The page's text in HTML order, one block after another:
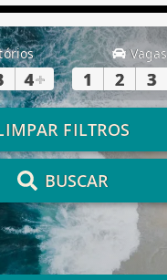
4+
Vagas
1 2 3
FILTROS
BUSCAR